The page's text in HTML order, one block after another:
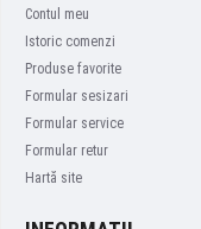
Contul meu
Istoric comenzi
Produse favorite
Formular sesizari
Formular service
Formular retur
Hartă site